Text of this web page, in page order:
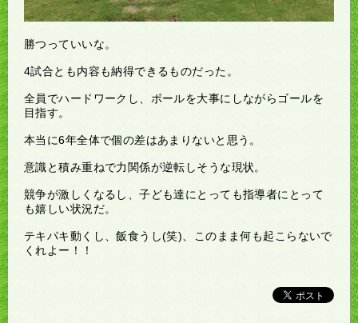
勝つっていいな。
4試合とも内容も納得できるものだった。
全員でハードワークし、ボールを大事にしながらゴールを
目指す。
本当に6年全体で個の差はあまりないと思う。
意識と積み重ねで力関係が逆転しそうな現状。
競争が激しくなるし、子ども達にとっても指導者にとって
も嬉しい状況だ。
テキパキ動くし、飯食うし(笑)、このまま何も起こらないで
くれよー！！